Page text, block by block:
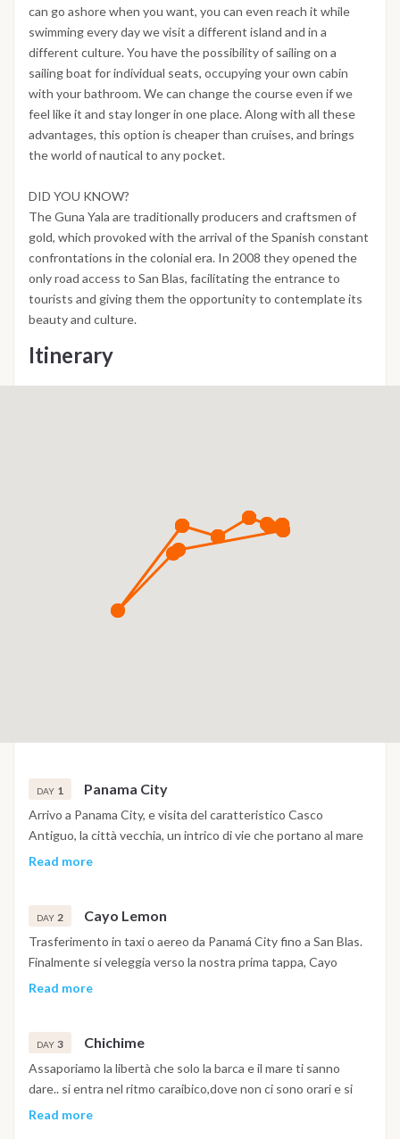
can go ashore when you want, you can even reach it while
swimming every day we visit a different island and in a
different culture. You have the possibility of sailing on a
sailing boat for individual seats, occupying your own cabin
with your bathroom. We can change the course even if we
feel like it and stay longer in one place. Along with all these
advantages, this option is cheaper than cruises, and brings
the world of nautical to any pocket.
DID YOU KNOW?
The Guna Yala are traditionally producers and craftsmen of
gold, which provoked with the arrival of the Spanish constant
confrontations in the colonial era. In 2008 they opened the
only road access to San Blas, facilitating the entrance to
tourists and giving them the opportunity to contemplate its
beauty and culture.
Itinerary
DAY 1 Panama City
Arrivo a Panama City, e visita del caratteristico Casco
Antiguo, la città vecchia, un intrico di vie che portano al mare
su cui si affacciano case color pastello, caratteristiche
Read more
DAY 2 Cayo Lemon
Trasferimento in taxi o aereo da Panamá City fino a San Blas.
Finalmente si veleggia verso la nostra prima tappa, Cayo
Lemon, la prima delle perle di San Blas, che ci spalanca le porte
vegetazione lussureggiante.
Read more
DAY 3 Chichime
Assaporiamo la libertà che solo la barca e il mare ti sanno
dare.. si entra nel ritmo caraibico,dove non ci sono orari e si
vive in libertà, facendo solo quello che ci piace . Grazie a Jonny
Read more